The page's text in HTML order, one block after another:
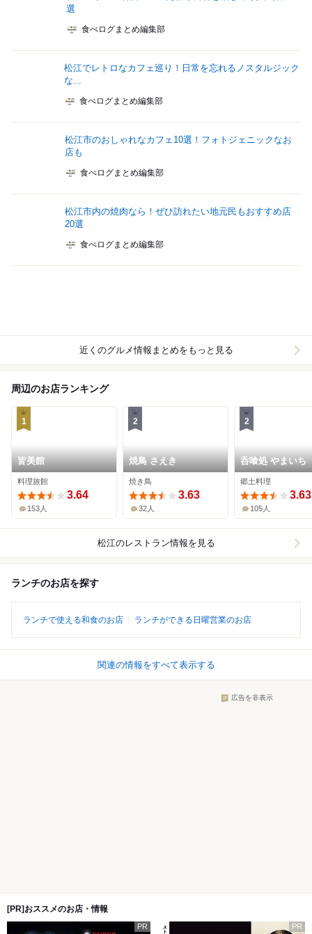
選
食べログまとめ編集部
松江でレトロなカフェ巡り！日常を忘れるノスタルジック
な...
食べログまとめ編集部
松江市のおしゃれなカフェ10選！フォトジェニックなお
店も
食べログまとめ編集部
松江市内の焼肉なら！ぜひ訪れたい地元民もおすすめ店
20選
食べログまとめ編集部
近くのグルメ情報まとめをもっと見る
周辺のお店ランキング
1
皆美館
料理旅館
3.64
153人
2
焼鳥 さえき
焼き鳥
3.63
32人
2
呑喰処 やまいち
郷土料理
3.63
105人
松江のレストラン情報を見る
ランチのお店を探す
ランチで使える和食のお店 ランチができる日曜営業のお店
関連の情報をすべて表示する
広告を非表示
[PR]おススメのお店・情報
PR PR